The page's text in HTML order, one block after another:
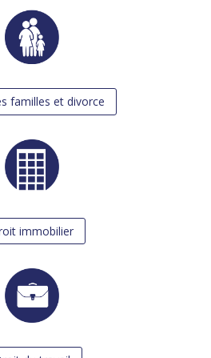
familles et divorce
immobilier